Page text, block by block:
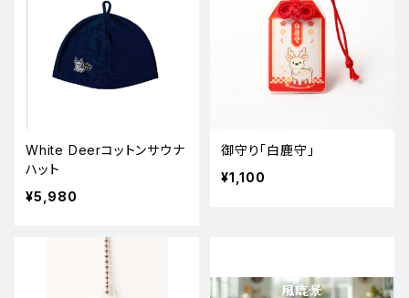
White Deerコットンサウナ
ハット
¥5,980
御守り「白鹿守」
¥1,100